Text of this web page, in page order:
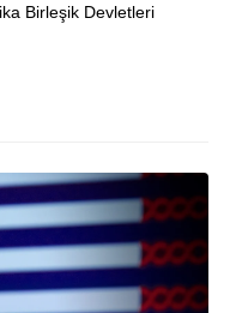
Birleşik Devletleri